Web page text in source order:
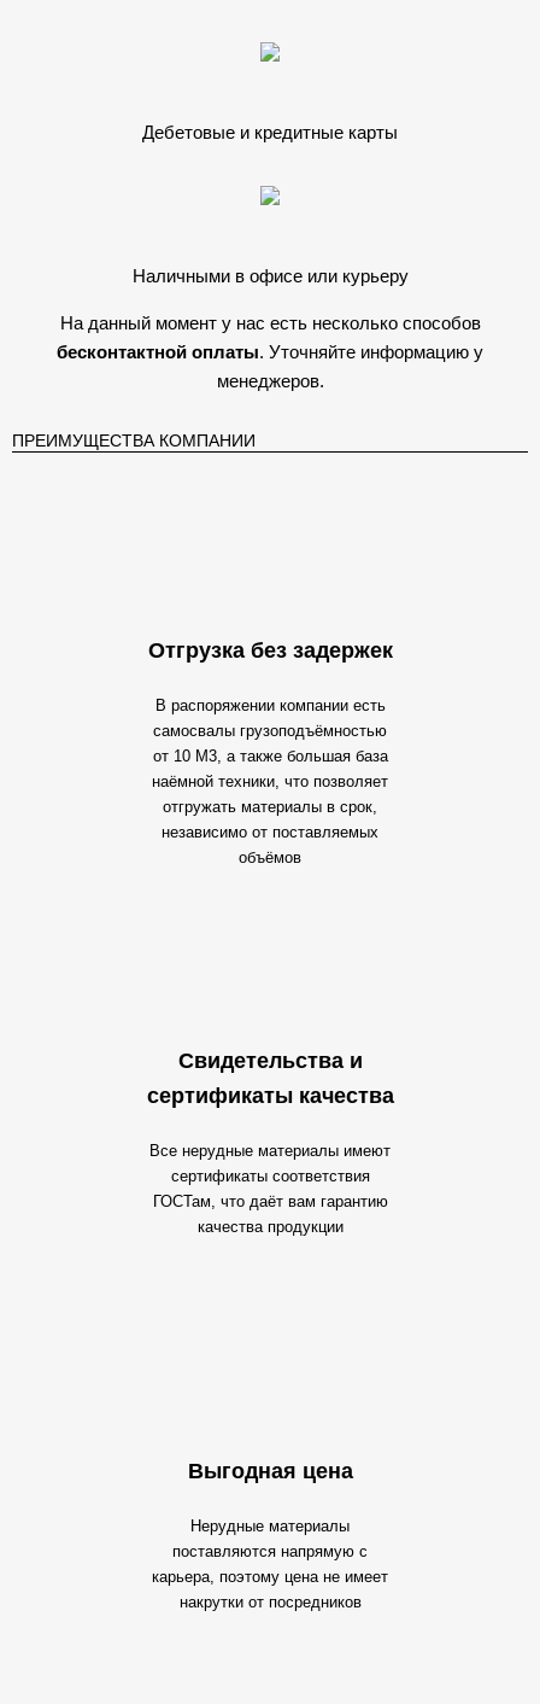
Дебетовые и кредитные карты
Наличными в офисе или курьеру
На данный момент у нас есть несколько способов
бесконтактной оплаты. Уточняйте информацию у
менеджеров.
ПРЕИМУЩЕСТВА КОМПАНИИ
Отгрузка без задержек
В распоряжении компании есть
самосвалы грузоподъёмностью
от 10 М3, а также большая база
наёмной техники, что позволяет
отгружать материалы в срок,
независимо от поставляемых
объёмов
Свидетельства и
сертификаты качества
Все нерудные материалы имеют
сертификаты соответствия
ГОСТам, что даёт вам гарантию
качества продукции
Выгодная цена
Нерудные материалы
поставляются напрямую с
карьера, поэтому цена не имеет
накрутки от посредников